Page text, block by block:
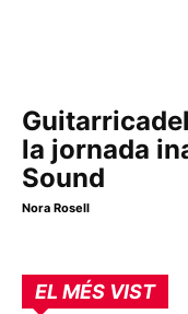
la jornada
Sound
Nora Rosell
EL MÉS VIST